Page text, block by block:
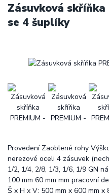
Zásuvková skříňka
se 4 šuplíky
Provedení Zaoblené rohy
nerezové oceli 4 zásuvek
1/2, 1/4, 2/8, 1/3, 1/6, 1/9 GN
100 mm 60 mm mm pracovní
Š x H x V: 500 mm x 600 mm x